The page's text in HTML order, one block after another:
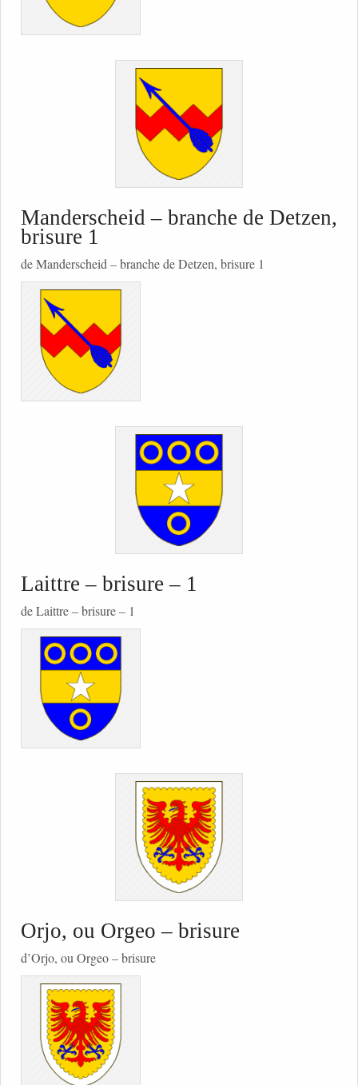
Manderscheid – branche de Detzen,
brisure 1
de Manderscheid – branche de Detzen, brisure 1
Laittre – brisure – 1
de Laittre – brisure – 1
Orjo, ou Orgeo – brisure
d’Orjo, ou Orgeo – brisure